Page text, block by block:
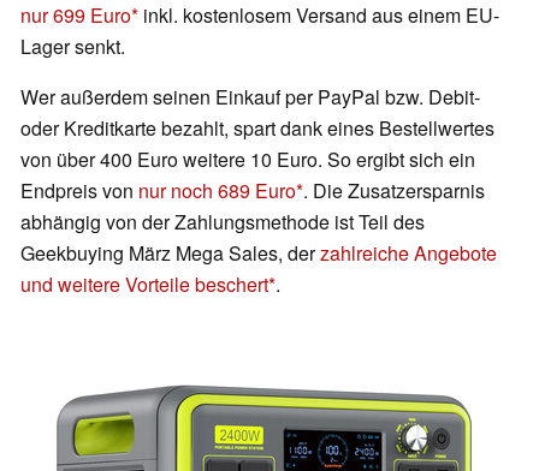
nur 699 Euro inkl. kostenlosem Versand aus einem EU-
Lager senkt.
Wer außerdem seinen Einkauf per PayPal bzw. Debit-
oder Kreditkarte bezahlt, spart dank eines Bestellwertes
von über 400 Euro weitere 10 Euro. So ergibt sich ein
Endpreis von nur noch 689 Euro . Die Zusatzersparnis
abhängig von der Zahlungsmethode ist Teil des
Geekbuying März Mega Sales, derzahlreiche Angebote
und weitere Vorteile beschert .